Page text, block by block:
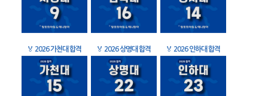
🏅 2026 가천대 합격 🏅 2026 상명대 합격 🏅 2026 인하대 합격